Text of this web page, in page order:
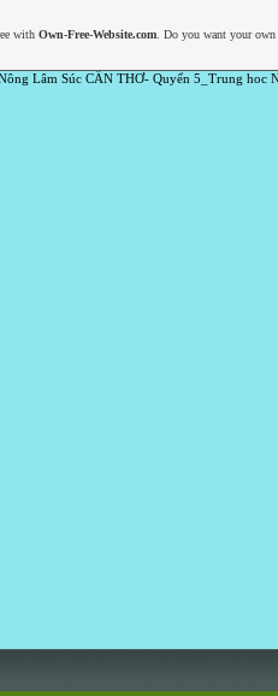
Lâm Súc CẦN THƠ- Quyển 5_Trung hoc
with Own-Free-Website.com. Do you want your own